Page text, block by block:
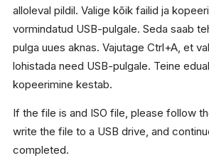
alloleval pildil. Valige kõik failid ja
vormindatud USB-pulgale. Seda saab
pulga uues aknas. Vajutage Ctrl+A, et
lohistada need USB-pulgale. Teine
kopeerimine kestab.
If the file is and ISO file, please follow
write the file to a USB drive, and
completed.